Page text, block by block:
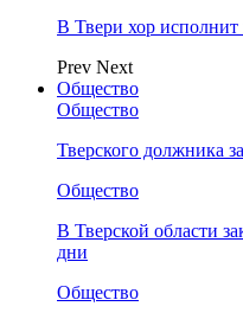
В Твери хор исполнит
Prev Next
Общество
Общество
Тверского должника
Общество
В Тверской области
дни
Общество